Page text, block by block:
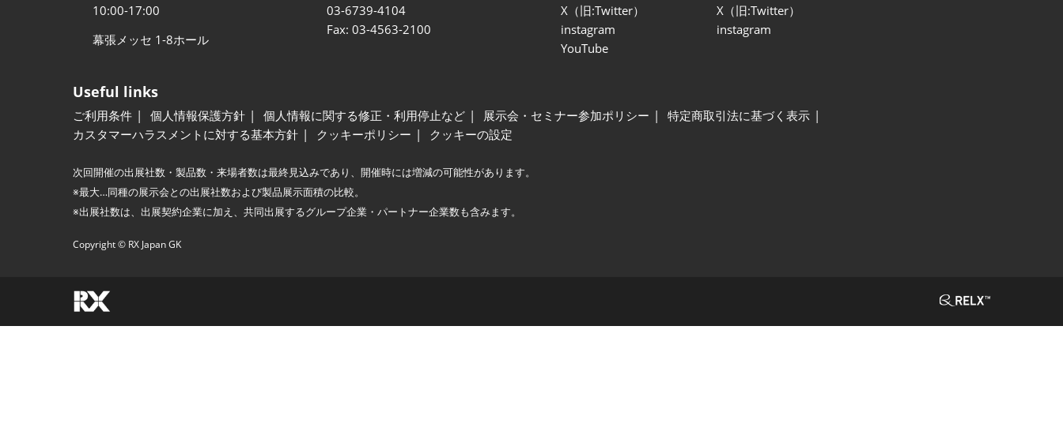
10:00-17:00
幕張メッセ 1-8ホール
03-6739-4104
Fax: 03-4563-2100
X（旧:Twitter）
instagram
YouTube
X（旧:Twitter）
instagram
Useful links
ご利用条件 個人情報保護方針 個人情報に関する修正・利用停止など 展示会・セミナー参加ポリシー
特定商取引法に基づく表示
カスタマーハラスメントに対する基本方針
クッキーポリシー クッキーの設定
次回開催の出展社数・製品数・来場者数は最終見込みであり、開催時には増減の可能性があります。
※最大…同種の展示会との出展社数および製品展示面積の比較。
※出展社数は、出展契約企業に加え、共同出展するグループ企業・パートナー企業数も含みます。
Copyright © RX Japan GK